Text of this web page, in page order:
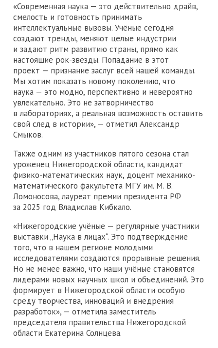
«Современная наука — это действительно драйв,
смелость и готовность принимать
интеллектуальные вызовы. Учёные сегодня
создают тренды, меняют целые индустрии
и задают ритм развитию страны, прямо как
настоящие рок-звёзды. Попадание в этот
проект — признание заслуг всей нашей команды.
Мы хотим показать новому поколению, что
наука — это модно, перспективно и невероятно
увлекательно. Это не затворничество
в лабораториях, а реальная возможность оставить
свой след в истории», — отметил Александр
Смыков.
Также одним из участников пятого сезона стал
уроженец Нижегородской области, кандидат
физико-математических наук, доцент механико-
математического факультета МГУ им. М. В.
Ломоносова, лауреат премии президента РФ
за 2025 год Владислав Кибкало.
«Нижегородские учёные — регулярные участники
выставки „Наука в лицах“. Это подтверждение
того, что в нашем регионе молодыми
исследователями создаются прорывные решения.
Но не менее важно, что наши учёные становятся
лидерами новых научных школ и объединений. Это
формирует в Нижегородской области особую
среду творчества, инноваций и внедрения
разработок», — отметила заместитель
председателя правительства Нижегородской
области Екатерина Солнцева.